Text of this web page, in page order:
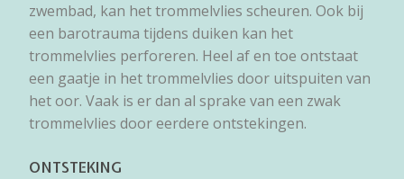
zwembad, kan het trommelvlies scheuren. Ook bij
een barotrauma tijdens duiken kan het
trommelvlies perforeren. Heel af en toe ontstaat
een gaatje in het trommelvlies door uitspuiten van
het oor. Vaak is er dan al sprake van een zwak
trommelvlies door eerdere ontstekingen.
ONTSTEKING